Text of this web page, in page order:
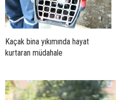
Kaçak bina yıkımında hayat
kurtaran müdahale